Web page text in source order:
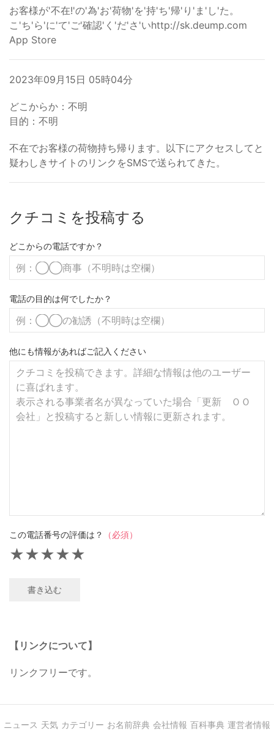
お客様が'不在!'の'為'お'荷物'を'持'ち'帰'り'ま'し'た。
こ'ち'ら'に'て'ご'確認'く'だ'さ'いhttp://sk.deump.com
App Store
2023年09月15日 05時04分
どこからか：不明
目的：不明
不在でお客様の荷物持ち帰ります。以下にアクセスしてと
疑わしきサイトのリンクをSMSで送られてきた。
クチコミを投稿する
どこからの電話ですか？
電話の目的は何でしたか？
他にも情報があればご記入ください
この電話番号の評価は？ （必須）
★
★
★
★
★
書き込む
【リンクについて】
リンクフリーです。
ニュース 天気 カテゴリー お名前辞典 会社情報 百科事典 運営者情報